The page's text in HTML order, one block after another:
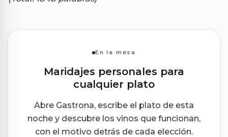
En la mesa
Maridajes personales para
cualquier plato
Abre Gastrona, escribe el plato de esta
noche y descubre los vinos que funcionan,
con el motivo detrás de cada elección.